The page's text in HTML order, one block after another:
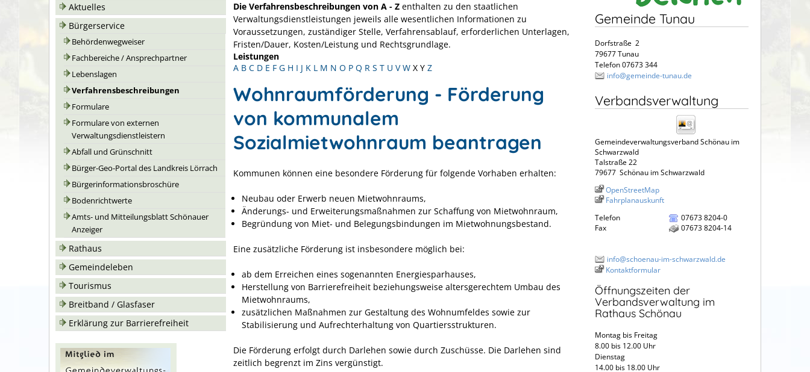
Aktuelles
Bürgerservice
Behördenwegweiser
Fachbereiche / Ansprechpartner
Lebenslagen
Verfahrensbeschreibungen
Formulare
Formulare von externen
Verwaltungsdienstleistern
Abfall und Grünschnitt
Bürger-Geo-Portal des Landkreis Lörrach
Bürgerinformationsbroschüre
Bodenrichtwerte
Amts- und Mitteilungsblatt Schönauer
Anzeiger
Rathaus
Gemeindeleben
Tourismus
Breitband / Glasfaser
Erklärung zur Barrierefreiheit
Die Verfahrensbeschreibungen von A - Z enthalten zu den staatlichen
Verwaltungsdienstleistungen jeweils alle wesentlichen Informationen zu
Voraussetzungen, zuständiger Stelle, Verfahrensablauf, erforderlichen Unterlagen,
Fristen/Dauer, Kosten/Leistung und Rechtsgrundlage.
Leistungen
A B C D E F G H I J K L M N O P Q R S T U V W X Y Z
Wohnraumförderung - Förderung
von kommunalem
Sozialmietwohnraum beantragen
Kommunen können eine besondere Förderung für folgende Vorhaben erhalten:
Neubau oder Erwerb neuen Mietwohnraums,
Änderungs- und Erweiterungsmaßnahmen zur Schaffung von Mietwohnraum,
Begründung von Miet- und Belegungsbindungen im Mietwohnungsbestand.
Eine zusätzliche Förderung ist insbesondere möglich bei:
ab dem Erreichen eines sogenannten Energiesparhauses,
Herstellung von Barrierefreiheit beziehungsweise altersgerechtem Umbau des
Mietwohnraums,
zusätzlichen Maßnahmen zur Gestaltung des Wohnumfeldes sowie zur
Stabilisierung und Aufrechterhaltung von Quartiersstrukturen.
Die Förderung erfolgt durch Darlehen sowie durch Zuschüsse. Die Darlehen sind
zeitlich begrenzt im Zins vergünstigt.
Gemeinde Tunau
Dorfstraße 2
79677 Tunau
Telefon 07673 344
info@gemeinde-tunau.de
Verbandsverwaltung
Gemeindeverwaltungsverband Schönau im
Schwarzwald
Talstraße 22
79677 Schönau im Schwarzwald
OpenStreetMap
Fahrplanauskunft
Telefon
07673 8204-0
Fax
07673 8204-14
info@schoenau-im-schwarzwald.de
Kontaktformular
Öffnungszeiten der
Verbandsverwaltung im
Rathaus Schönau
Montag bis Freitag
8.00 bis 12.00 Uhr
Dienstag
14.00 bis 18.00 Uhr